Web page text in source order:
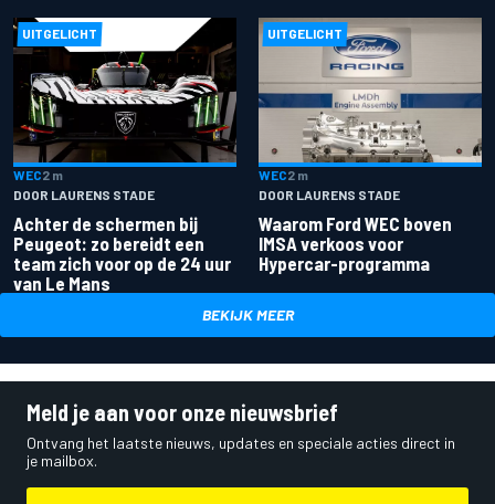
UITGELICHT
WEC2 m
DOOR LAURENS STADE
Achter de schermen bij
Peugeot: zo bereidt een
team zich voor op de 24 uur
van Le Mans
UITGELICHT
WEC2 m
DOOR LAURENS STADE
Waarom Ford WEC boven
IMSA verkoos voor
Hypercar-programma
BEKIJK MEER
Meld je aan voor onze nieuwsbrief
Ontvang het laatste nieuws, updates en speciale acties direct in
je mailbox.